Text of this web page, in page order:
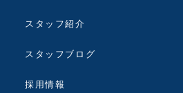
スタッフ紹介
スタッフブログ
採用情報